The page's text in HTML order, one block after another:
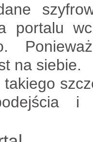
portalu
na siebie.
i